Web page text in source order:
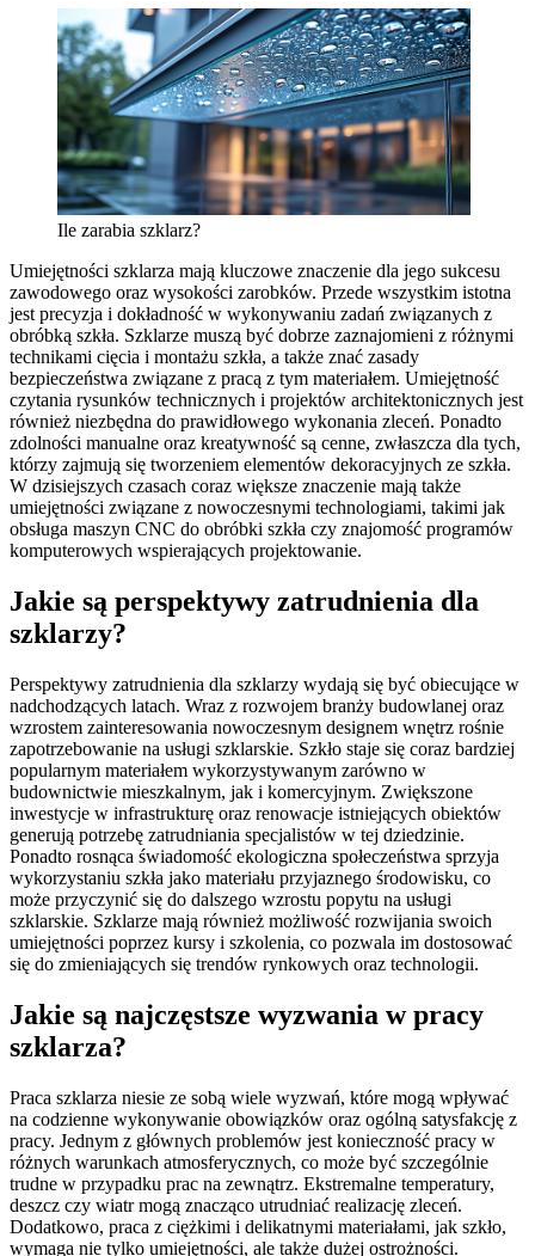
Ile zarabia szklarz?
Umiejętności szklarza mają kluczowe znaczenie dla jego sukcesu
zawodowego oraz wysokości zarobków. Przede wszystkim istotna
jest precyzja i dokładność w wykonywaniu zadań związanych z
obróbką szkła. Szklarze muszą być dobrze zaznajomieni z różnymi
technikami cięcia i montażu szkła, a także znać zasady
bezpieczeństwa związane z pracą z tym materiałem. Umiejętność
czytania rysunków technicznych i projektów architektonicznych jest
również niezbędna do prawidłowego wykonania zleceń. Ponadto
zdolności manualne oraz kreatywność są cenne, zwłaszcza dla tych,
którzy zajmują się tworzeniem elementów dekoracyjnych ze szkła.
W dzisiejszych czasach coraz większe znaczenie mają także
umiejętności związane z nowoczesnymi technologiami, takimi jak
obsługa maszyn CNC do obróbki szkła czy znajomość programów
komputerowych wspierających projektowanie.
Jakie są perspektywy zatrudnienia dla
szklarzy?
Perspektywy zatrudnienia dla szklarzy wydają się być obiecujące w
nadchodzących latach. Wraz z rozwojem branży budowlanej oraz
wzrostem zainteresowania nowoczesnym designem wnętrz rośnie
zapotrzebowanie na usługi szklarskie. Szkło staje się coraz bardziej
popularnym materiałem wykorzystywanym zarówno w
budownictwie mieszkalnym, jak i komercyjnym. Zwiększone
inwestycje w infrastrukturę oraz renowacje istniejących obiektów
generują potrzebę zatrudniania specjalistów w tej dziedzinie.
Ponadto rosnąca świadomość ekologiczna społeczeństwa sprzyja
wykorzystaniu szkła jako materiału przyjaznego środowisku, co
może przyczynić się do dalszego wzrostu popytu na usługi
szklarskie. Szklarze mają również możliwość rozwijania swoich
umiejętności poprzez kursy i szkolenia, co pozwala im dostosować
się do zmieniających się trendów rynkowych oraz technologii.
Jakie są najczęstsze wyzwania w pracy
szklarza?
Praca szklarza niesie ze sobą wiele wyzwań, które mogą wpływać
na codzienne wykonywanie obowiązków oraz ogólną satysfakcję z
pracy. Jednym z głównych problemów jest konieczność pracy w
różnych warunkach atmosferycznych, co może być szczególnie
trudne w przypadku prac na zewnątrz. Ekstremalne temperatury,
deszcz czy wiatr mogą znacząco utrudniać realizację zleceń.
Dodatkowo, praca z ciężkimi i delikatnymi materiałami, jak szkło,
wymaga nie tylko umiejętności, ale także dużej ostrożności.